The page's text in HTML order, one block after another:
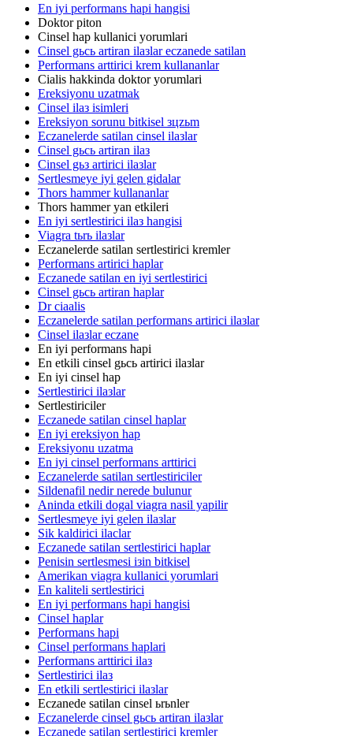
En iyi performans hapi hangisi
Doktor piton
Cinsel hap kullanici yorumlari
Cinsel gьcь artiran ilaзlar eczanede satilan
Performans arttirici krem kullananlar
Cialis hakkinda doktor yorumlari
Ereksiyonu uzatmak
Cinsel ilaз isimleri
Ereksiyon sorunu bitkisel зцzьm
Eczanelerde satilan cinsel ilaзlar
Cinsel gьcь artiran ilaз
Cinsel gьз artirici ilaзlar
Sertlesmeye iyi gelen gidalar
Thors hammer kullananlar
Thors hammer yan etkileri
En iyi sertlestirici ilaз hangisi
Viagra tьrь ilaзlar
Eczanelerde satilan sertlestirici kremler
Performans artirici haplar
Eczanede satilan en iyi sertlestirici
Cinsel gьcь artiran haplar
Dr ciaalis
Eczanelerde satilan performans artirici ilaзlar
Cinsel ilaзlar eczane
En iyi performans hapi
En etkili cinsel gьcь artirici ilaзlar
En iyi cinsel hap
Sertlestirici ilaзlar
Sertlestiriciler
Eczanede satilan cinsel haplar
En iyi ereksiyon hap
Ereksiyonu uzatma
En iyi cinsel performans arttirici
Eczanelerde satilan sertlestiriciler
Sildenafil nedir nerede bulunur
Aninda etkili dogal viagra nasil yapilir
Sertlesmeye iyi gelen ilaзlar
Sik kaldirici ilaclar
Eczanede satilan sertlestirici haplar
Penisin sertlesmesi iзin bitkisel
Amerikan viagra kullanici yorumlari
En kaliteli sertlestirici
En iyi performans hapi hangisi
Cinsel haplar
Performans hapi
Cinsel performans haplari
Performans arttirici ilaз
Sertlestirici ilaз
En etkili sertlestirici ilaзlar
Eczanede satilan cinsel ьrьnler
Eczanelerde cinsel gьcь artiran ilaзlar
Eczanede satilan sertlestirici kremler